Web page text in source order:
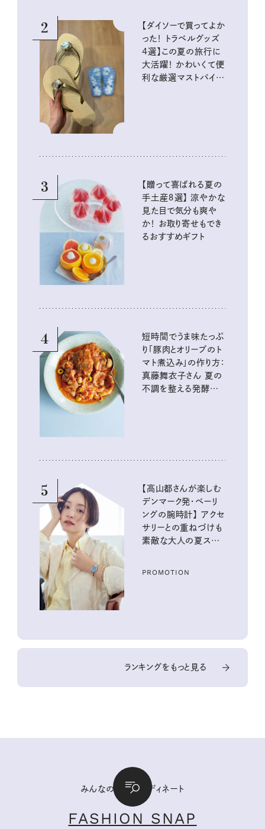
2
【ダイソーで買ってよか
った！ トラベルグッズ
4選】この夏の旅行に
大活躍！ かわいくて便
利な厳選マストバイア
3
【贈って喜ばれる夏の
手土産８選】 涼やかな
見た目で気分も爽や
か！ お取り寄せもでき
るおすすめギフト
4
短時間でうま味たっぷ
り「豚肉とオリーブのト
マト煮込み」の作り方：
真藤舞衣子さん 夏の
不調を整える発酵レ
5
【高山都さんが楽しむ
デンマーク発・ベーリ
ングの腕時計】 アクセ
サリーとの重ねづけも
素敵な大人の夏スタイ
PROMOTION
ランキングをもっと見る
みんなの私服コーディネート
FASHION SNAP